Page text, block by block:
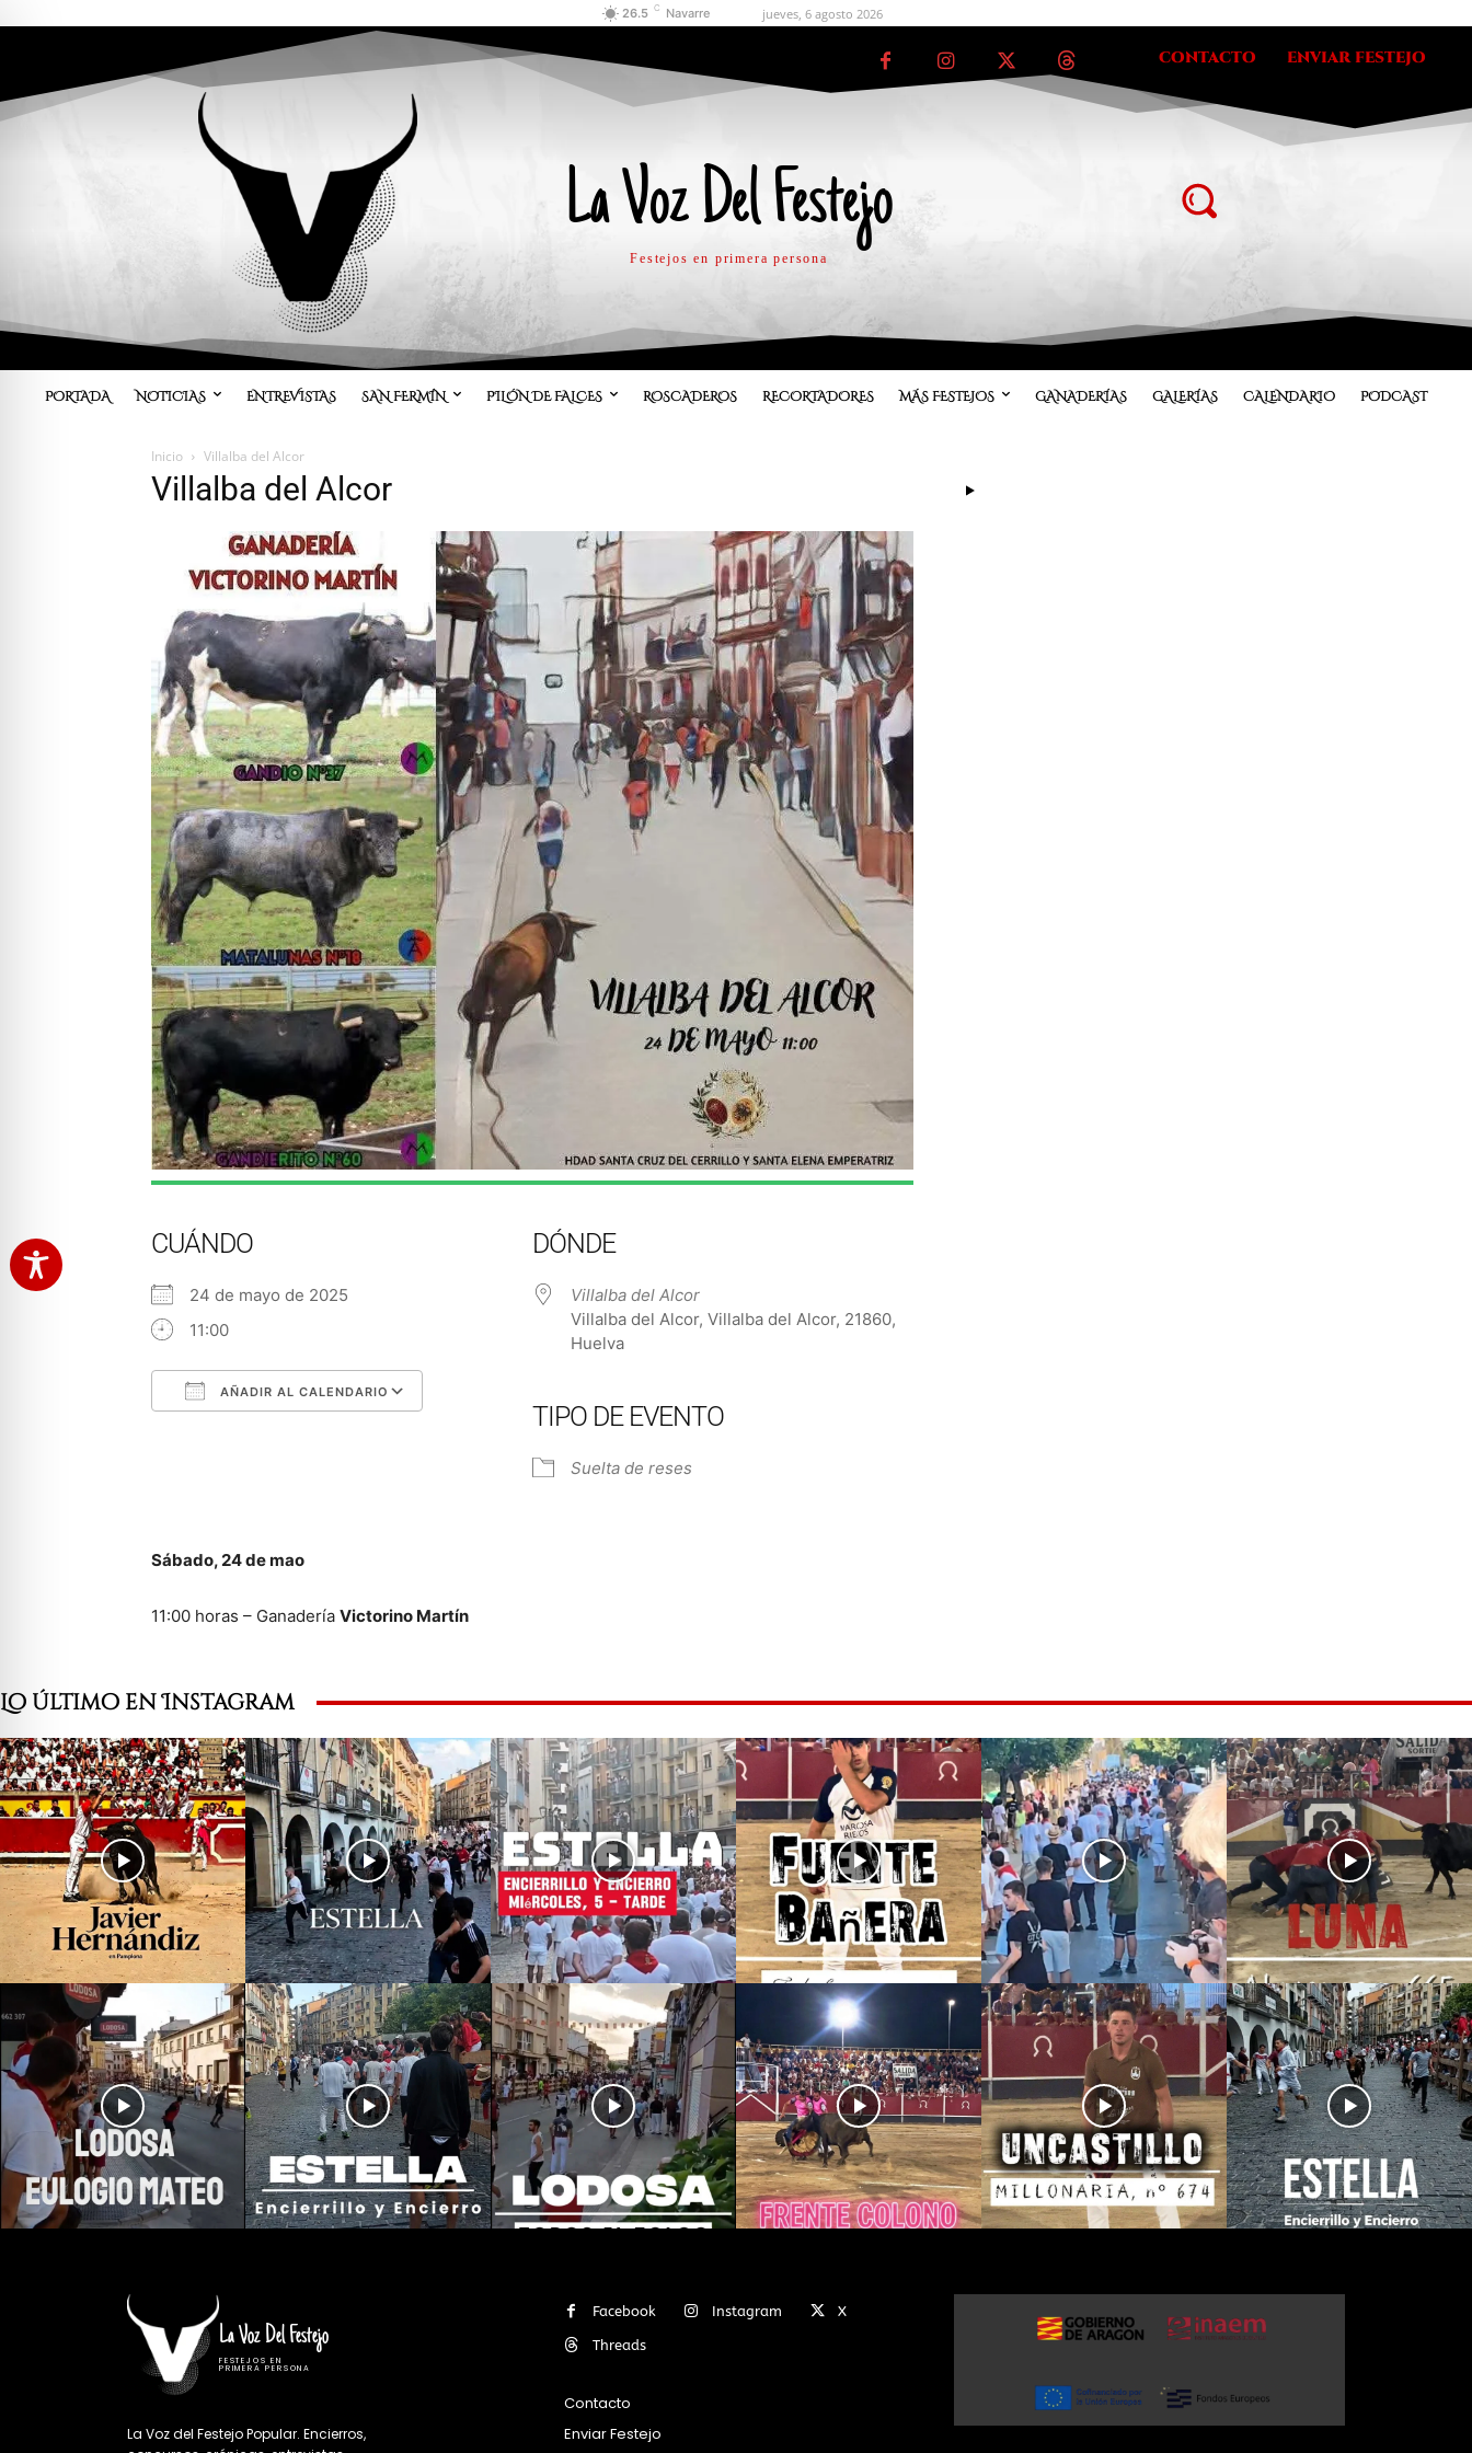
26.5 C Navarre jueves, 6 agosto 2026
La Voz Del Festejo
Festejos en primera persona
CONTACTO ENVIAR FESTEJO
PORTADA NOTICIAS ENTREVISTAS SAN FERMÍN PILÓN DE FALCES ROSCADEROS RECORTADORES MÁS FESTEJOS GANADERÍAS GALERÍAS CALENDARIO PODCAST
Inicio Villalba del Alcor
Villalba del Alcor
CUÁNDO
24 de mayo de 2025
11:00
AÑADIR AL CALENDARIO
DÓNDE
Villalba del Alcor
Villalba del Alcor, Villalba del Alcor, 21860,
Huelva
TIPO DE EVENTO
Suelta de reses
Sábado, 24 de mao
11:00 horas – Ganadería Victorino Martín
Lo último en Instagram
La Voz Del Festejo
FESTEJOS EN
PRIMERA PERSONA
La Voz del Festejo Popular. Encierros,
Facebook Instagram X
Threads
Contacto
Enviar Festejo